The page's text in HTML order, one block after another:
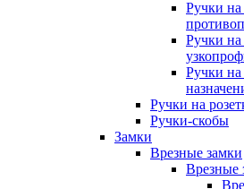
Ручки на
Ручки на
Ручки
Ручки на
Ручки-скобы
Замки
Врезные замки
Врезные